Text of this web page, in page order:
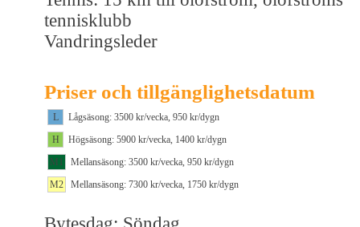
tennisklubb
Vandringsleder
Priser och tillgänglighetsdatum
L
Lågsäsong: 3500 kr/vecka, 950 kr/dygn
H
Högsäsong: 5900 kr/vecka, 1400 kr/dygn
M1
Mellansäsong: 3500 kr/vecka, 950 kr/dygn
M2
Mellansäsong: 7300 kr/vecka, 1750 kr/dygn